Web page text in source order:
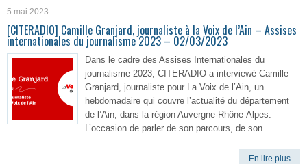
5 mai 2023
[CITERADIO] Camille Granjard, journaliste à la Voix de l’Ain – Assises
internationales du journalisme 2023 – 02/03/2023
Dans le cadre des Assises Internationales du
journalisme 2023, CITERADIO a interviewé Camille
Granjard, journaliste pour La Voix de l’Ain, un
hebdomadaire qui couvre l’actualité du département
de l’Ain, dans la région Auvergne-Rhône-Alpes.
L’occasion de parler de son parcours, de son
En lire plus